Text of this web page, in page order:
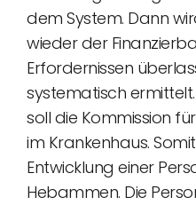
dem System. Dann
wieder der
Erfordernissen
systematisch
soll die Kommission
im Krankenhaus.
Entwicklung einer
Hebammen. Die